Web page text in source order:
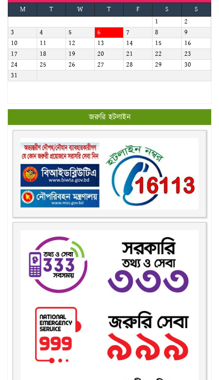
M T W T F S
S
1
2
3
4 5 6 7 8
9
10
11 12 13 14 15
16
17
18 19 20 21 22
23
24
25 26 27 28 29
30
31
জরুরি হটলাইন